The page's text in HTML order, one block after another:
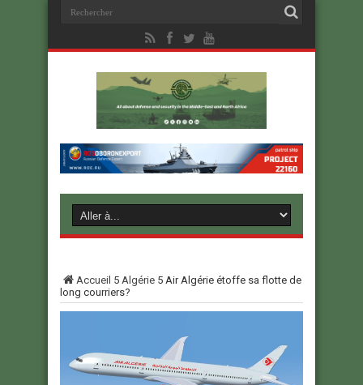
Accueil 5 Algérie 5 Air Algérie étoffe sa flotte de
long courriers?